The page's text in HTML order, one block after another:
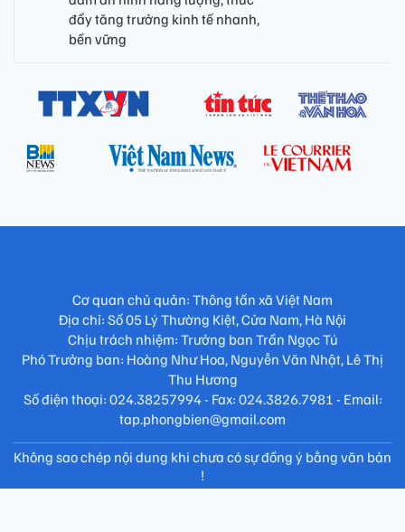
đẩy tăng trưởng kinh tế nhanh,
bền vững
Cơ quan chủ quản: Thông tấn xã Việt Nam
Địa chỉ: Số 05 Lý Thường Kiệt, Cửa Nam, Hà Nội
Chịu trách nhiệm: Trưởng ban Trần Ngọc Tú
Phó Trưởng ban: Hoàng Như Hoa, Nguyễn Văn Nhật, Lê Thị
Thu Hương
Số điện thoại: 024.38257994 - Fax: 024.3826.7981 - Email: